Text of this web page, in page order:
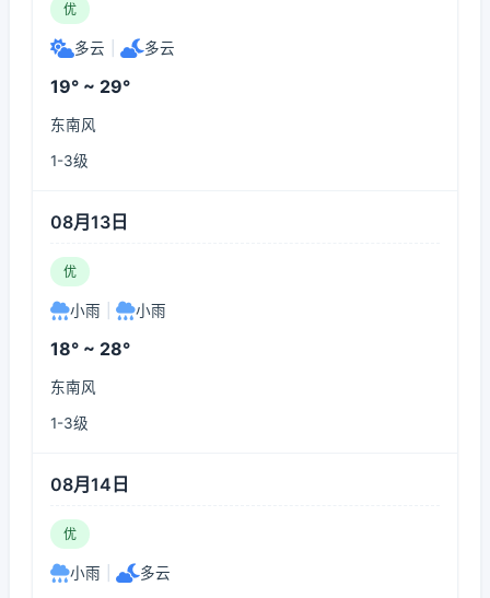
优
多云 多云
19° ~ 29°
东南风
1-3级
08月13日
优
小雨 小雨
18° ~ 28°
东南风
1-3级
08月14日
优
小雨 多云